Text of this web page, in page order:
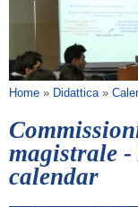
Tu sei qui
Home » Didattica »
magistrale
calendar